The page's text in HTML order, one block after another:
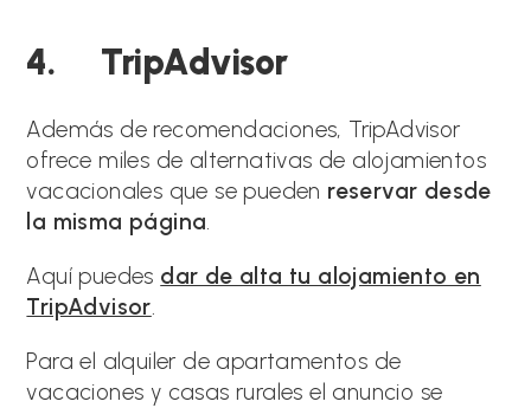
4. TripAdvisor
Además de recomendaciones, TripAdvisor
ofrece miles de alternativas de alojamientos
vacacionales que se pueden reservar desde
la misma página.
Aquí puedes dar de alta tu alojamiento en
TripAdvisor.
Para el alquiler de apartamentos de
vacaciones y casas rurales el anuncio se